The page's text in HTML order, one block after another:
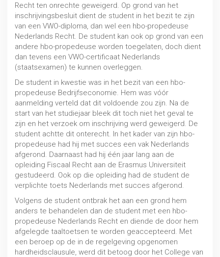
Doubleren en bevordering
PO / VO
Numerus fixus en Wet toelatingsrecht
MBO / HBO / WO
Recht ten onrechte geweigerd. Op grond van het
inschrijvingsbesluit dient de student in het bezit te zijn
van een VWO-diploma, dan wel een hbo-propedeuse
Nederlands Recht. De student kan ook op grond van een
andere hbo-propedeuse worden toegelaten, doch dient
dan tevens een VWO-certificaat Nederlands
(staatsexamen) te kunnen overleggen.
De student in kwestie was in het bezit van een hbo-
propedeuse Bedrijfseconomie. Hem was vóór
aanmelding verteld dat dit voldoende zou zijn. Na de
start van het studiejaar bleek dit toch niet het geval te
zijn en het verzoek om inschrijving werd geweigerd. De
student achtte dit onterecht. In het kader van zijn hbo-
propedeuse had hij met succes een vak Nederlands
afgerond. Daarnaast had hij één jaar lang aan de
opleiding Fiscaal Recht aan de Erasmus Universiteit
gestudeerd. Ook op die opleiding had de student de
verplichte toets Nederlands met succes afgerond.
Volgens de student ontbrak het aan een grond hem
anders te behandelen dan de student met een hbo-
propedeuse Nederlands Recht en diende de door hem
afgelegde taaltoetsen te worden geaccepteerd. Met
een beroep op de in de regelgeving opgenomen
hardheidsclausule, werd dit betoog door het College van